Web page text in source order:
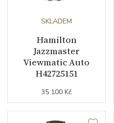
Kyvy strojku
Sekundová ručka
SKLADEM
Hamilton
Jazzmaster
Viewmatic Auto
H42725151
35 100 Kč